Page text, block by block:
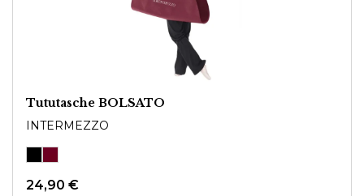
Tututasche BOLSATO
INTERMEZZO
24,90 €